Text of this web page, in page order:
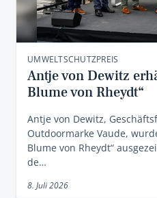
UMWELTSCHUTZPREIS
Antje von Dewitz
Blume von Rheydt“
Antje von Dewitz,
Outdoormarke Vaude,
Blume von Rheydt“
de…
8. Juli 2026